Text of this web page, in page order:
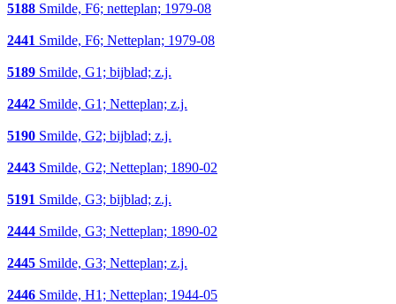
5188 Smilde, F6; netteplan; 1979-08
2441 Smilde, F6; Netteplan; 1979-08
5189 Smilde, G1; bijblad; z.j.
2442 Smilde, G1; Netteplan; z.j.
5190 Smilde, G2; bijblad; z.j.
2443 Smilde, G2; Netteplan; 1890-02
5191 Smilde, G3; bijblad; z.j.
2444 Smilde, G3; Netteplan; 1890-02
2445 Smilde, G3; Netteplan; z.j.
2446 Smilde, H1; Netteplan; 1944-05